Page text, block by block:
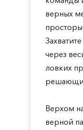
верных
просторы
через
ловких
Верхом
верной